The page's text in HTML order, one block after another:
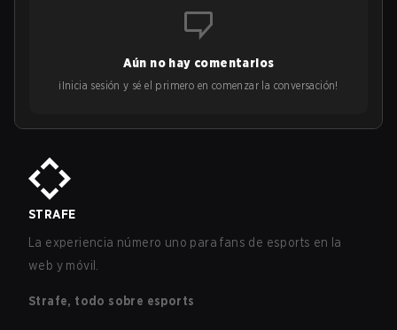
Aún no hay comentarios
¡Inicia sesión y sé el primero en comenzar la conversación!
STRAFE
La experiencia número uno para fans de esports en la
web y móvil.
Strafe, todo sobre esports